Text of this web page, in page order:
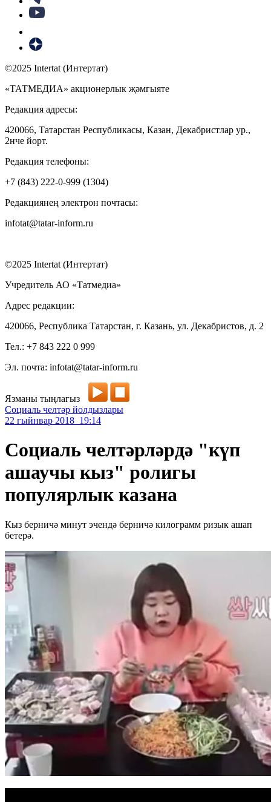
©2025 Intertat (Интертат)
«ТАТМЕДИА» акционерлык җәмгыяте
Редакция адресы:
420066, Татарстан Республикасы, Казан, Декабристлар ур.,
2нче йорт.
Редакция телефоны:
+7 (843) 222-0-999 (1304)
Редакциянең электрон почтасы:
infotat@tatar-inform.ru
©2025 Intertat (Интертат)
Учредитель АО «Татмедиа»
Адрес редакции:
420066, Республика Татарстан, г. Казань, ул. Декабристов, д. 2
Тел.: +7 843 222 0 999
Эл. почта: infotat@tatar-inform.ru
Язманы тыңлагыз
Социаль челтәр йолдызлары
22 гыйнвар 2018 19:14
Социаль челтәрләрдә "күп
ашаучы кыз" ролигы
популярлык казана
Кыз берничә минут эчендә берничә килограмм ризык ашап
бетерә.